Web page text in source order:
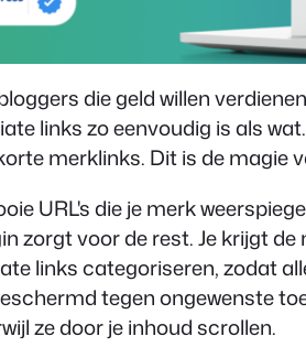
die geld willen
links zo eenvoudig is als
merklinks. Dit is de magie
URL's die je merk
zorgt voor de rest. Je krijgt
links categoriseren, zodat
tegen ongewenste
ze door je inhoud scrollen.